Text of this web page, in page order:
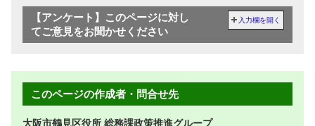
【アンケート】このページに対し
てご意見をお聞かせください
入力欄を開く
このページの作成者・問合せ先
大阪市鶴見区役所 総務課政策推進グループ